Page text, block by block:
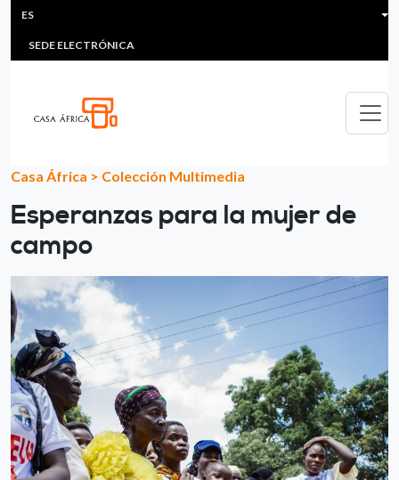
Pasar al contenido principal
HEADER MENU
MULTIMEDIA
SEDE ELECTRÓNICA
ES
Casa África > Colección Multimedia
Esperanzas para la mujer de
campo